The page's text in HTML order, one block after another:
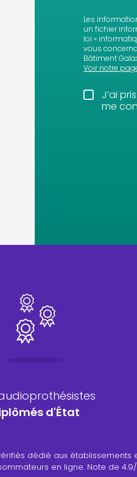
Les
un fichier
loi «
vous
Bâtiment
Voir notre
J’ai
me
d'État
dédié aux
en ligne. Note de